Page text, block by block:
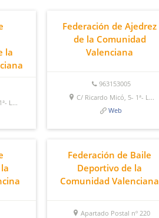
la
L...
Federación de Ajedrez
de la Comunidad
Valenciana
963153005
C/ Ricardo Micó, 5- 1ª- L...
Web
Federación de Baile
Deportivo de la
Comunidad Valenciana
Apartado Postal nº 220